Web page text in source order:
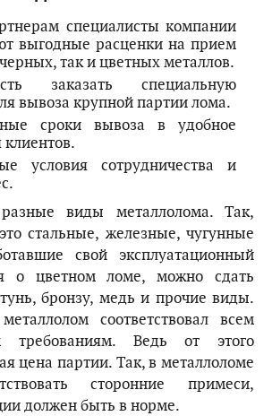
специалисты компании
выгодные расценки на прием
так и цветных металлов.
заказать специальную
вывоза крупной партии лома.
сроки вывоза в удобное
условия сотрудничества и
виды металлолома. Так,
стальные, железные, чугунные
свой эксплуатационный
о цветном ломе, можно сдать
бронзу, медь и прочие виды.
соответствовал всем
требованиям. Ведь от этого
цена партии. Так, в металлоломе
сторонние примеси,
должен быть в норме.